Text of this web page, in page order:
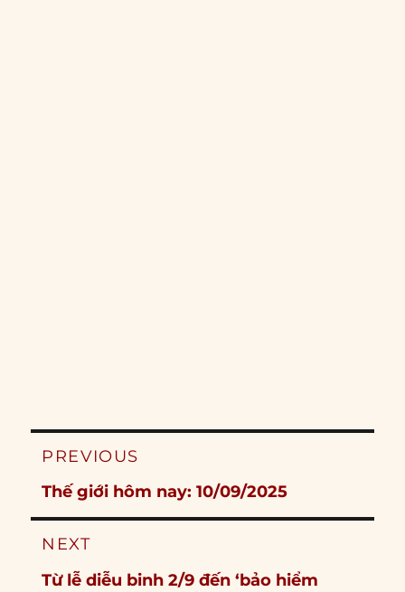
Post
PREVIOUS
Previous
post:
Thế giới hôm nay: 10/09/2025
NEXT
Next
Từ lễ diễu binh 2/9 đến ‘bảo hiểm